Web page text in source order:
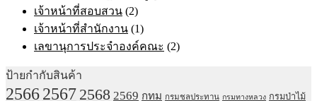
เจ้าหน้าที่สอบสวน (2)
เจ้าหน้าที่สำนักงาน (1)
เลขานุการประจำองค์คณะ (2)
ป้ายกำกับสินค้า
25662567 2568 2569 กทม กรมชลประทาน กรมทางหลวง กรมป่าไม้